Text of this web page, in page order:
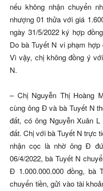
nếu không nhận chuyển
nhượng 01 thửa với giá
ngày 31/5/2022 ký hợp
Do bà Tuyết N vi phạm
Vì vậy, chị không đồng ý
N.
– Chị Nguyễn Thị Hoàng
cùng ông Đ và bà Tuyết N
đất, có ông Nguyễn Xuân
đất. Chị với bà Tuyết N trực
nhận cọc là nhờ ông Đ
06/4/2022, bà Tuyết N
Đ 1.000.000.000 đồng, bà
chuyển tiền, gửi vào tài